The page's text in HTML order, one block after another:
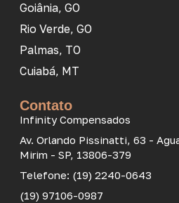
Goiânia, GO
Rio Verde, GO
Palmas, TO
Cuiabá, MT
Contato
Infinity Compensados
Av. Orlando Pissinatti, 63 -
Mirim - SP, 13806-379
Telefone: (19) 2240-0643
(19) 97106-0987